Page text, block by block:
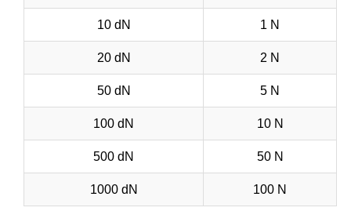
10 dN 1 N
20 dN 2 N
50 dN 5 N
100 dN 10 N
500 dN 50 N
1000 dN 100 N